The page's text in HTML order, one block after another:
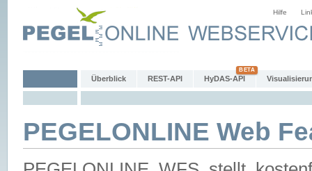
Hilfe
Überblick REST-API HyDAS-API
PEGELONLINE Web